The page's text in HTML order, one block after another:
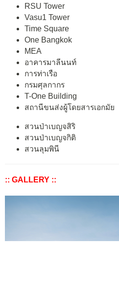
RSU Tower
Vasu1 Tower
Time Square
One Bangkok
MEA
อาคารมาลีนนท์
การท่าเรือ
กรมศุลกากร
T-One Building
สถานีขนส่งผู้โดยสารเอกมัย
สวนป่าเบญจสิริ
สวนป่าเบญจกิติ
สวนลุมพินี
:: GALLERY ::